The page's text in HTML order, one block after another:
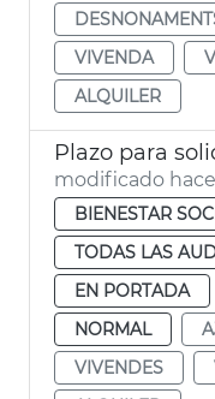
VIVENDA
ALQUILER
Plazo para
modificado
BIENESTAR
TODAS LAS
EN PORTADA
NORMAL
VIVENDES